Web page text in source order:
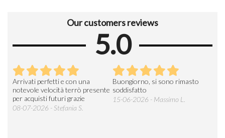
Our customers reviews
5.0
Arrivati perfetti e con una
notevole velocità terrò presente
per acquisti futuri grazie
08-07-2026 - Stefania S.
Buongiorno, si sono rimasto
soddisfatto
15-06-2026 - Massimo L.